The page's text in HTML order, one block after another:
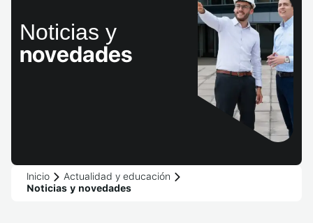
Noticias y
novedades
Inicio
Actualidad y educación
Noticias y novedades